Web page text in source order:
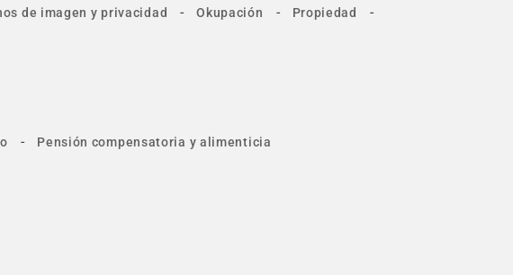
de imagen y privacidad - Okupación - Propiedad -
- Pensión compensatoria y alimenticia